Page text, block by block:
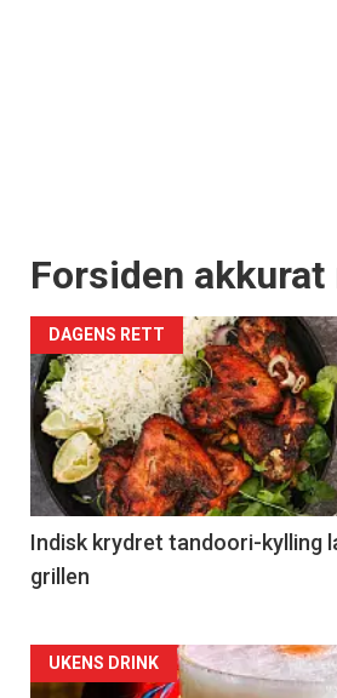
Forsiden akkurat
DAGENS RETT
Indisk krydret tandoori-kylling
grillen
Forsiden
UKENS DRINK